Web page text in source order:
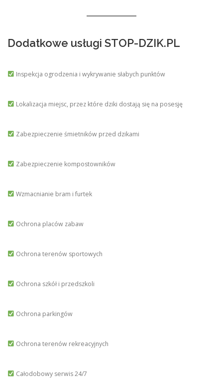
Dodatkowe usługi STOP-DZIK.PL
Inspekcja ogrodzenia i wykrywanie słabych punktów
Lokalizacja miejsc, przez które dziki dostają się na posesję
Zabezpieczenie śmietników przed dzikami
Zabezpieczenie kompostowników
Wzmacnianie bram i furtek
Ochrona placów zabaw
Ochrona terenów sportowych
Ochrona szkół i przedszkoli
Ochrona parkingów
Ochrona terenów rekreacyjnych
Całodobowy serwis 24/7